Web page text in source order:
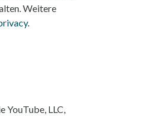
Weitere
.
YouTube, LLC,